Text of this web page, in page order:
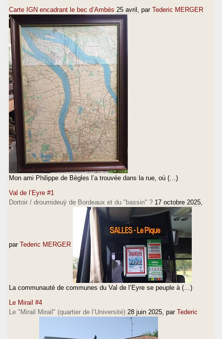
Carte IGN encadrant le bec d’Ambès 25 avril , par Tederic MERGER
Mon ami Philippe de Bègles l’a trouvée dans la rue, où (…)
Val de l’Eyre #1
Dortoir / droumideuÿ de Bordeaux et du "bassin" ? 17 octobre 2025
par Tederic MERGER
La communauté de communes du Val de l’Eyre se peuple à (…)
Le Mirail #4
Le "Mirail Mirail" (quartier de l’Université) 28 juin 2025 , par Tederic